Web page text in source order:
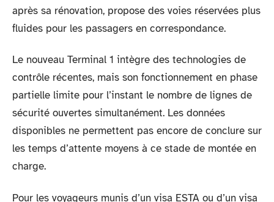
après sa rénovation, propose des voies réservées plus
fluides pour les passagers en correspondance.
Le nouveau Terminal 1 intègre des technologies de
contrôle récentes, mais son fonctionnement en phase
partielle limite pour l’instant le nombre de lignes de
sécurité ouvertes simultanément. Les données
disponibles ne permettent pas encore de conclure sur
les temps d’attente moyens à ce stade de montée en
charge.
Pour les voyageurs munis d’un visa ESTA ou d’un visa